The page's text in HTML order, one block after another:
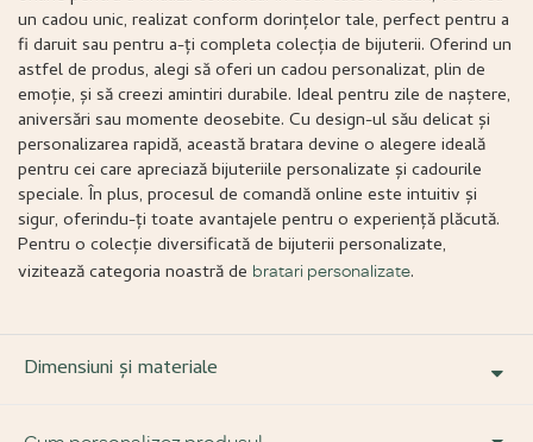
un cadou unic, realizat conform dorințelor tale, perfect pentru a
fi daruit sau pentru a-ți completa colecția de bijuterii. Oferind un
astfel de produs, alegi să oferi un cadou personalizat, plin de
emoție, și să creezi amintiri durabile. Ideal pentru zile de naștere,
aniversări sau momente deosebite. Cu design-ul său delicat și
personalizarea rapidă, această bratara devine o alegere ideală
pentru cei care apreciază bijuteriile personalizate și cadourile
speciale. În plus, procesul de comandă online este intuitiv și
sigur, oferindu-ți toate avantajele pentru o experiență plăcută.
Pentru o colecție diversificată de bijuterii personalizate,
vizitează categoria noastră de bratari personalizate.
Dimensiuni și materiale